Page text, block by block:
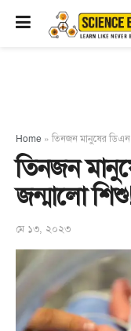
Home »তিনজন মানুষের
তিনজন
জন্মালো
মে ১৩, ২০২৩